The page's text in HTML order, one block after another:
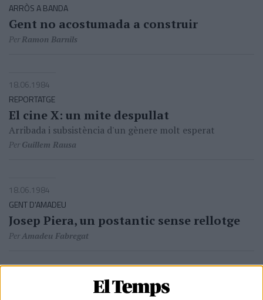
ARRÒS A BANDA
Gent no acostumada a construir
PerRamon Barnils
18.06.1984
REPORTATGE
El cine X: un mite despullat
Arribada i subsistència d'un gènere molt esperat
PerGuillem Rausa
18.06.1984
GENT D'AMADEU
Josep Piera, un postantic sense rellotge
PerAmadeu Fabregat